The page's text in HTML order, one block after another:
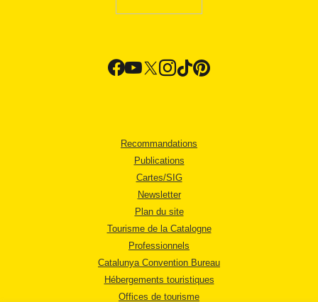
Recommandations
Publications
Cartes/SIG
Newsletter
Plan du site
Tourisme de la Catalogne
Professionnels
Catalunya Convention Bureau
Hébergements touristiques
Offices de tourisme